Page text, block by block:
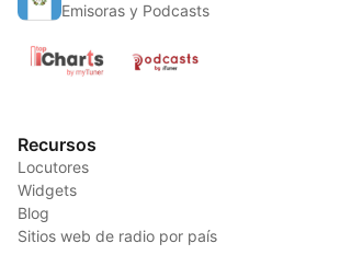
Emisoras y Podcasts
Recursos
Locutores
Widgets
Blog
Sitios web de radio por país